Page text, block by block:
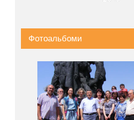
Фотоальбоми